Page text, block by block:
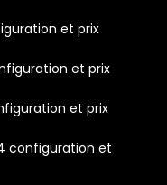
et prix
et prix
et prix
configuration et